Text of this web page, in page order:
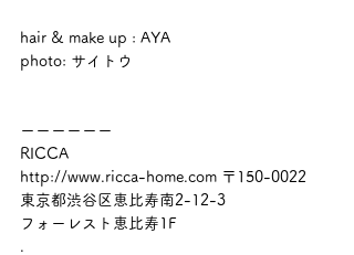
hair & make up : AYA
photo: サイトウ
ーーーーーー
RICCA
http://www.ricca-home.com 〒150-0022
東京都渋谷区恵比寿南2-12-3
フォーレスト恵比寿1F
.